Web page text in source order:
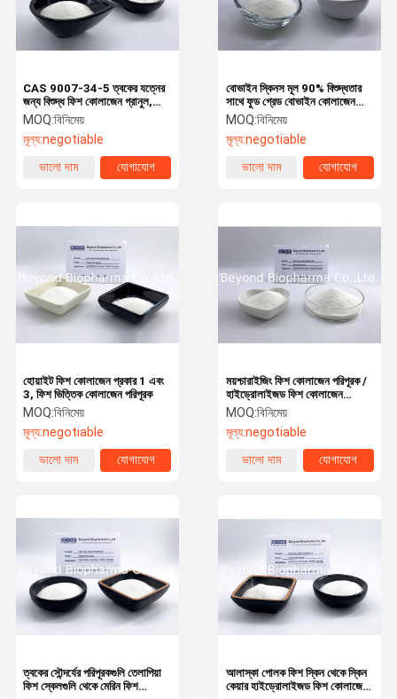
বোভাইন স্কিনস মূল 90% বিশুদ্ধতার
সাথে ফুড গ্রেড বোভাইন কোলাজেন
গ্রানুল
MOQ:বিনিমেয়
মূল্য:negotiable
ভালো দাম
যোগাযোগ
CAS 9007-34-5 ত্বকের যত্নের
জন্য বিশুদ্ধ ফিশ কোলাজেন গ্রানুল,
যৌথ সহায়তা
MOQ:বিনিমেয়
মূল্য:negotiable
ভালো দাম
যোগাযোগ
ময়শ্চারাইজিং ফিশ কোলাজেন পরিপূরক /
হাইড্রোলাইজড ফিশ কোলাজেন
পেপটিডস
MOQ:বিনিমেয়
মূল্য:negotiable
ভালো দাম
যোগাযোগ
হোয়াইট ফিশ কোলাজেন প্রকার 1 এবং
3, ফিশ ভিত্তিক কোলাজেন পরিপূরক
MOQ:বিনিমেয়
মূল্য:negotiable
ভালো দাম
যোগাযোগ
আলাস্কা পোলক ফিশ স্কিন থেকে স্কিন
কেয়ার হাইড্রোলাইজড ফিশ কোলাজেন
ত্বকের সৌন্দর্যের পরিপূরকগুলি তেলাপিয়া
ফিশ স্কেলগুলি থেকে মেরিন ফিশ